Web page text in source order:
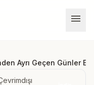
menu
Ayrı Geçen Günler